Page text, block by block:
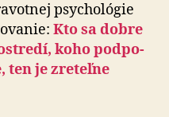
psychológie
Kto sa dobre
koho pod­po­
ten je zreteľne